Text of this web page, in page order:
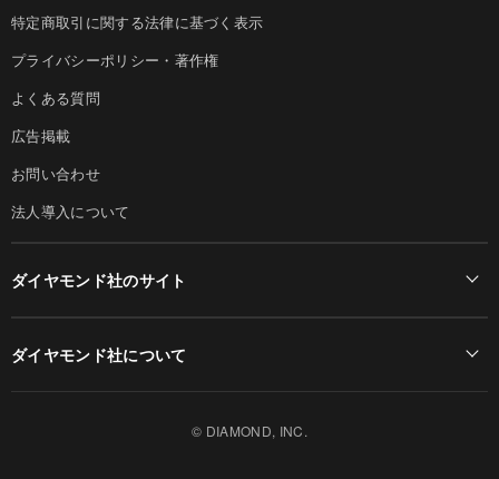
特定商取引に関する法律に基づく表示
プライバシーポリシー・著作権
よくある質問
広告掲載
お問い合わせ
法人導入について
ダイヤモンド社のサイト
ダイヤモンド社について
© DIAMOND, INC.